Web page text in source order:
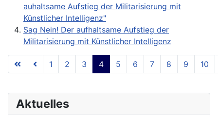
auhaltsame Aufstieg der Militarisierung mit
Künstlicher Intelligenz"
Sag Nein! Der aufhaltsame Aufstieg der
Militarisierung mit Künstlicher Intelligenz
Seite 4 von 18
1 2 3 4 5 6 7 8 9 10
Aktuelles